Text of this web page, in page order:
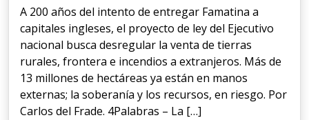
A 200 años del intento de entregar Famatina a
capitales ingleses, el proyecto de ley del Ejecutivo
nacional busca desregular la venta de tierras
rurales, frontera e incendios a extranjeros. Más de
13 millones de hectáreas ya están en manos
externas; la soberanía y los recursos, en riesgo. Por
Carlos del Frade. 4Palabras – La […]